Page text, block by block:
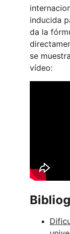
inducida
da la
se
vídeo: